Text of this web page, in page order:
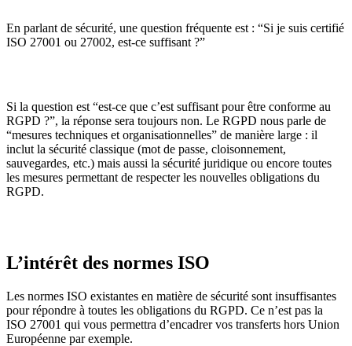
En parlant de sécurité, une question fréquente est : “Si je suis certifié
ISO 27001 ou 27002, est-ce suffisant ?”
Si la question est “est-ce que c’est suffisant pour être conforme au
RGPD ?”, la réponse sera toujours non. Le RGPD nous parle de
“mesures techniques et organisationnelles” de manière large : il
inclut la sécurité classique (mot de passe, cloisonnement,
sauvegardes, etc.) mais aussi la sécurité juridique ou encore toutes
les mesures permettant de respecter les nouvelles obligations du
RGPD.
L’intérêt des normes ISO
Les normes ISO existantes en matière de sécurité sont insuffisantes
pour répondre à toutes les obligations du RGPD. Ce n’est pas la
ISO 27001 qui vous permettra d’encadrer vos transferts hors Union
Européenne par exemple.